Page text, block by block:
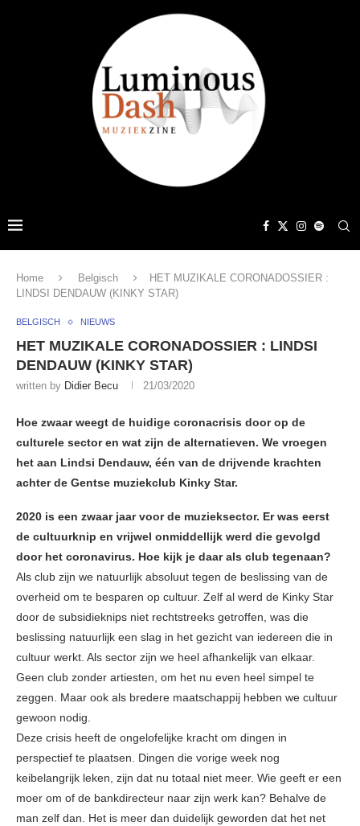
Home Belgisch
HET MUZIKALE CORONADOSSIER :
LINDSI DENDAUW (KINKY STAR)
BELGISCH NIEUWS
HET MUZIKALE CORONADOSSIER : LINDSI
DENDAUW (KINKY STAR)
written by Didier Becu 21/03/2020
Hoe zwaar weegt de huidige coronacrisis door op de
culturele sector en wat zijn de alternatieven. We vroegen
het aan Lindsi Dendauw, één van de drijvende krachten
achter de Gentse muziekclub Kinky Star.
2020 is een zwaar jaar voor de muzieksector. Er was eerst
de cultuurknip en vrijwel onmiddellijk werd die gevolgd
door het coronavirus. Hoe kijk je daar als club tegenaan?
Als club zijn we natuurlijk absoluut tegen de beslissing van de
overheid om te besparen op cultuur. Zelf al werd de Kinky Star
door de subsidieknips niet rechtstreeks getroffen, was die
beslissing natuurlijk een slag in het gezicht van iedereen die in
cultuur werkt. Als sector zijn we heel afhankelijk van elkaar.
Geen club zonder artiesten, om het nu even heel simpel te
zeggen. Maar ook als bredere maatschappij hebben we cultuur
gewoon nodig.
Deze crisis heeft de ongelofelijke kracht om dingen in
perspectief te plaatsen. Dingen die vorige week nog
keibelangrijk leken, zijn dat nu totaal niet meer. Wie geeft er een
moer om of de bankdirecteur naar zijn werk kan? Behalve de
man zelf dan. Het is meer dan duidelijk geworden dat het net